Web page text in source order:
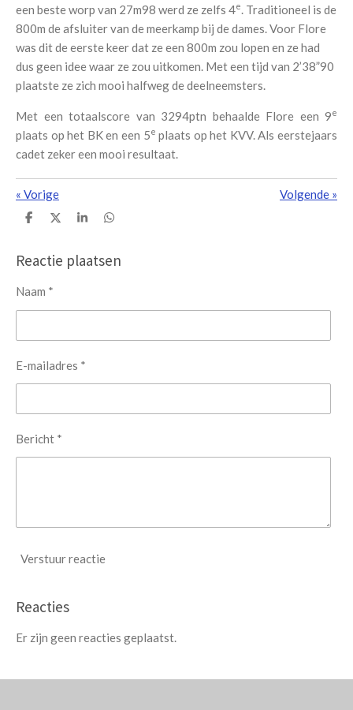
een beste worp van 27m98 werd ze zelfs 4e. Traditioneel is de
800m de afsluiter van de meerkamp bij de dames. Voor Flore
was dit de eerste keer dat ze een 800m zou lopen en ze had
dus geen idee waar ze zou uitkomen. Met een tijd van 2’38”90
plaatste ze zich mooi halfweg de deelneemsters.
Met een totaalscore van 3294ptn behaalde Flore een 9e
plaats op het BK en een 5e plaats op het KVV. Als eerstejaars
cadet zeker een mooi resultaat.
« Vorige Volgende »
D
e
n
D
l
S
r
e
D
e
n
Reactie plaatsen
Naam *
E-mailadres *
Bericht *
Verstuur reactie
Reacties
Er zijn geen reacties geplaatst.